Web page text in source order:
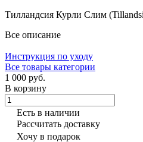
Тилландсия Курли Слим
Все описание
Инструкция по уходу
Все товары категории
1 000 руб.
В корзину
Есть в наличии
Рассчитать доставку
Хочу в подарок